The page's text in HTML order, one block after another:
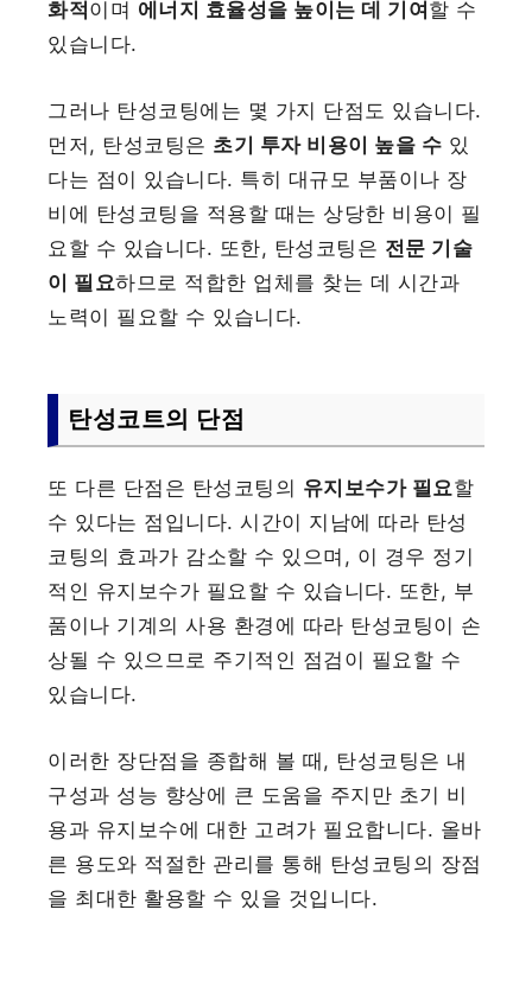
화적이며 에너지 효율성을 높이는 데 기여할 수
있습니다.
그러나 탄성코팅에는 몇 가지 단점도 있습니다.
먼저, 탄성코팅은 초기 투자 비용이 높을 수 있
다는 점이 있습니다. 특히 대규모 부품이나 장
비에 탄성코팅을 적용할 때는 상당한 비용이 필
요할 수 있습니다. 또한, 탄성코팅은 전문 기술
이 필요하므로 적합한 업체를 찾는 데 시간과
노력이 필요할 수 있습니다.
탄성코트의 단점
또 다른 단점은 탄성코팅의 유지보수가 필요 할
수 있다는 점입니다. 시간이 지남에 따라 탄성
코팅의 효과가 감소할 수 있으며, 이 경우 정기
적인 유지보수가 필요할 수 있습니다. 또한, 부
품이나 기계의 사용 환경에 따라 탄성코팅이 손
상될 수 있으므로 주기적인 점검이 필요할 수
있습니다.
이러한 장단점을 종합해 볼 때, 탄성코팅은 내
구성과 성능 향상에 큰 도움을 주지만 초기 비
용과 유지보수에 대한 고려가 필요합니다. 올바
른 용도와 적절한 관리를 통해 탄성코팅의 장점
을 최대한 활용할 수 있을 것입니다.